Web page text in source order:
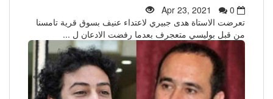
Apr 23, 2021
0
تعرضت الاستاة هدى جبيري لاعتداء عنيف بسوق قرية تامسنا
من قبل بوليسي متعجرف بعدما رفضت الادعان ل ...